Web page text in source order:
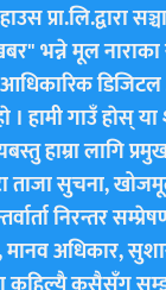
प्रा.लि.द्वारा
भन्ने मूल
आधिकारिक
। हामी गाउँ हाेस्
हाम्रा लागि
ताजा सुचना,
निरन्तर
मानव अधिकार,